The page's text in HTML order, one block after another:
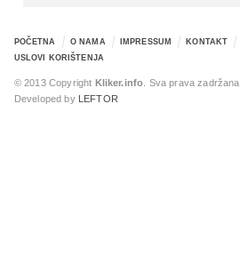
POČETNA O NAMA IMPRESSUM KONTAKT
USLOVI KORIŠTENJA
© 2013 Copyright Kliker.info . Sva prava zadržana.
Developed by
LEFTOR